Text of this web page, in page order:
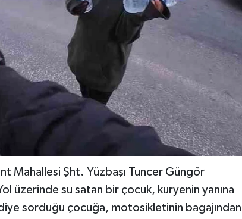
Mahallesi Şht. Yüzbaşı Tuncer Güngör
üzerinde su satan bir çocuk, kuryenin yanına
sorduğu çocuğa, motosikletinin bagajından